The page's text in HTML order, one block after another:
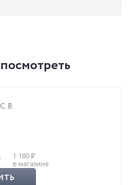
В.
1 180 ₽
в магазине